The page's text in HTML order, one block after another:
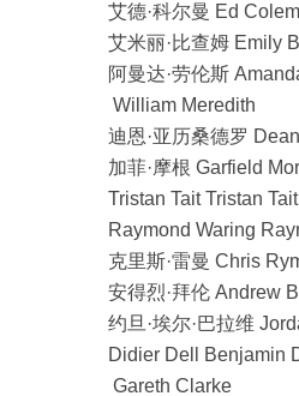
艾德·科尔曼 Ed
艾米丽·比查姆 Emily
阿曼达·劳伦斯 Amanda
William Meredith
迪恩·亚历桑德罗 Dean
加菲·摩根 Garfield
Tristan Tait Tristan Tait
Raymond Waring
克里斯·雷曼 Chris
安得烈·拜伦 Andrew
约旦·埃尔·巴拉维
Didier Dell Benjamin
Gareth Clarke